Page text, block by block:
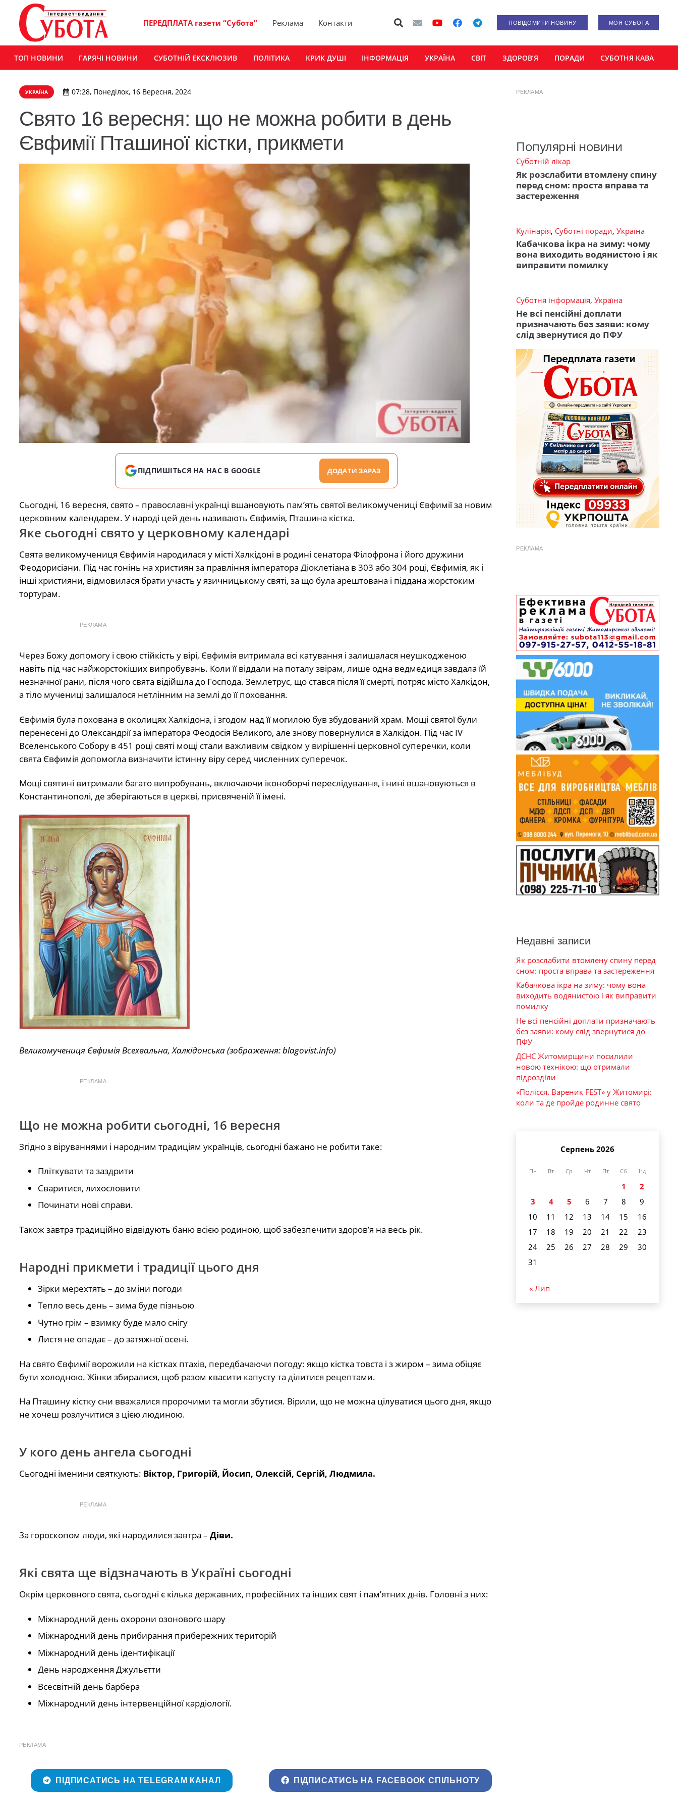
ПЕРЕДПЛАТА газети “Субота” Реклама Контакти ПОВІДОМИТИ НОВИНУ МОЯ СУБОТА
ТОП НОВИНИ ГАРЯЧІ НОВИНИ СУБОТНІЙ ЕКСКЛЮЗИВ ПОЛІТИКА КРИК ДУШІ ІНФОРМАЦІЯ УКРАЇНА СВІТ ЗДОРОВ’Я ПОРАДИ СУБОТНЯ КАВА
УКРАЇНА 07:28, Понеділок, 16 Вересня, 2024
Свято 16 вересня: що не можна робити в день
Євфимії Пташиної кістки, прикмети
ПІДПИШІТЬСЯ НА НАС В GOOGLE ДОДАТИ ЗАРАЗ
Сьогодні, 16 вересня, свято – православні українці вшановують пам’ять святої великомучениці Євфимії за новим
церковним календарем. У народі цей день називають Євфимія, Пташина кістка.
Яке сьогодні свято у церковному календарі
Свята великомучениця Євфимія народилася у місті Халкідоні в родині сенатора Філофрона і його дружини
Феодорисіани. Під час гонінь на християн за правління імператора Діоклетіана в 303 або 304 році, Євфимія, як і
інші християни, відмовилася брати участь у язичницькому святі, за що була арештована і піддана жорстоким
тортурам.
РЕКЛАМА
Через Божу допомогу і свою стійкість у вірі, Євфимія витримала всі катування і залишалася неушкодженою
навіть під час найжорстокіших випробувань. Коли її віддали на поталу звірам, лише одна ведмедиця завдала їй
незначної рани, після чого свята відійшла до Господа. Землетрус, що стався після її смерті, потряс місто Халкідон,
а тіло мучениці залишалося нетлінним на землі до її поховання.
Євфимія була похована в околицях Халкідона, і згодом над її могилою був збудований храм. Мощі святої були
перенесені до Олександрії за імператора Феодосія Великого, але знову повернулися в Халкідон. Під час IV
Вселенського Собору в 451 році святі мощі стали важливим свідком у вирішенні церковної суперечки, коли
свята Євфимія допомогла визначити істинну віру серед численних суперечок.
Мощі святині витримали багато випробувань, включаючи іконоборчі переслідування, і нині вшановуються в
Константинополі, де зберігаються в церкві, присвяченій її імені.
Великомучениця Євфимія Всехвальна, Халкідонська (зображення: blagovist.info)
РЕКЛАМА
Що не можна робити сьогодні, 16 вересня
Згідно з віруваннями і народним традиціям українців, сьогодні бажано не робити таке:
Пліткувати та заздрити
Сваритися, лихословити
Починати нові справи.
Також завтра традиційно відвідують баню всією родиною, щоб забезпечити здоров’я на весь рік.
Народні прикмети і традиції цього дня
Зірки мерехтять – до зміни погоди
Тепло весь день – зима буде пізньою
Чутно грім – взимку буде мало снігу
Листя не опадає – до затяжної осені.
На свято Євфимії ворожили на кістках птахів, передбачаючи погоду: якщо кістка товста і з жиром – зима обіцяє
бути холодною. Жінки збиралися, щоб разом квасити капусту та ділитися рецептами.
На Пташину кістку сни вважалися пророчими та могли збутися. Вірили, що не можна цілуватися цього дня, якщо
не хочеш розлучитися з цією людиною.
У кого день ангела сьогодні
Сьогодні іменини святкують: Віктор, Григорій, Йосип, Олексій, Сергій, Людмила.
РЕКЛАМА
За гороскопом люди, які народилися завтра – Діви.
Які свята ще відзначають в Україні сьогодні
Окрім церковного свята, сьогодні є кілька державних, професійних та інших свят і пам’ятних днів. Головні з них:
Міжнародний день охорони озонового шару
Міжнародний день прибирання прибережних територій
Міжнародний день ідентифікації
День народження Джульєтти
Всесвітній день барбера
Міжнародний день інтервенційної кардіології.
РЕКЛАМА
ПІДПИСАТИСЬ НА TELEGRAM КАНАЛ ПІДПИСАТИСЬ НА FACEBOOK СПІЛЬНОТУ
РЕКЛАМА
Популярні новини
Суботній лікар
Як розслабити втомлену спину
перед сном: проста вправа та
застереження
Кулінарія, Суботні поради, Україна
Кабачкова ікра на зиму: чому
вона виходить водянистою і як
виправити помилку
Суботня інформація, Україна
Не всі пенсійні доплати
призначають без заяви: кому
слід звернутися до ПФУ
РЕКЛАМА
Недавні записи
Як розслабити втомлену спину перед
сном: проста вправа та застереження
Кабачкова ікра на зиму: чому вона
виходить водянистою і як виправити
помилку
Не всі пенсійні доплати призначають
без заяви: кому слід звернутися до
ПФУ
ДСНС Житомирщини посилили
новою технікою: що отримали
підрозділи
«Полісся. Вареник FEST» у Житомирі:
коли та де пройде родинне свято
Серпень 2026
Пн Вт Ср Чт Пт Сб Нд
1
2
3
4 5 6 7 8
9
10
11 12 13 14 15
16
17
18 19 20 21 22
23
24
25 26 27 28 29
30
31
« Лип